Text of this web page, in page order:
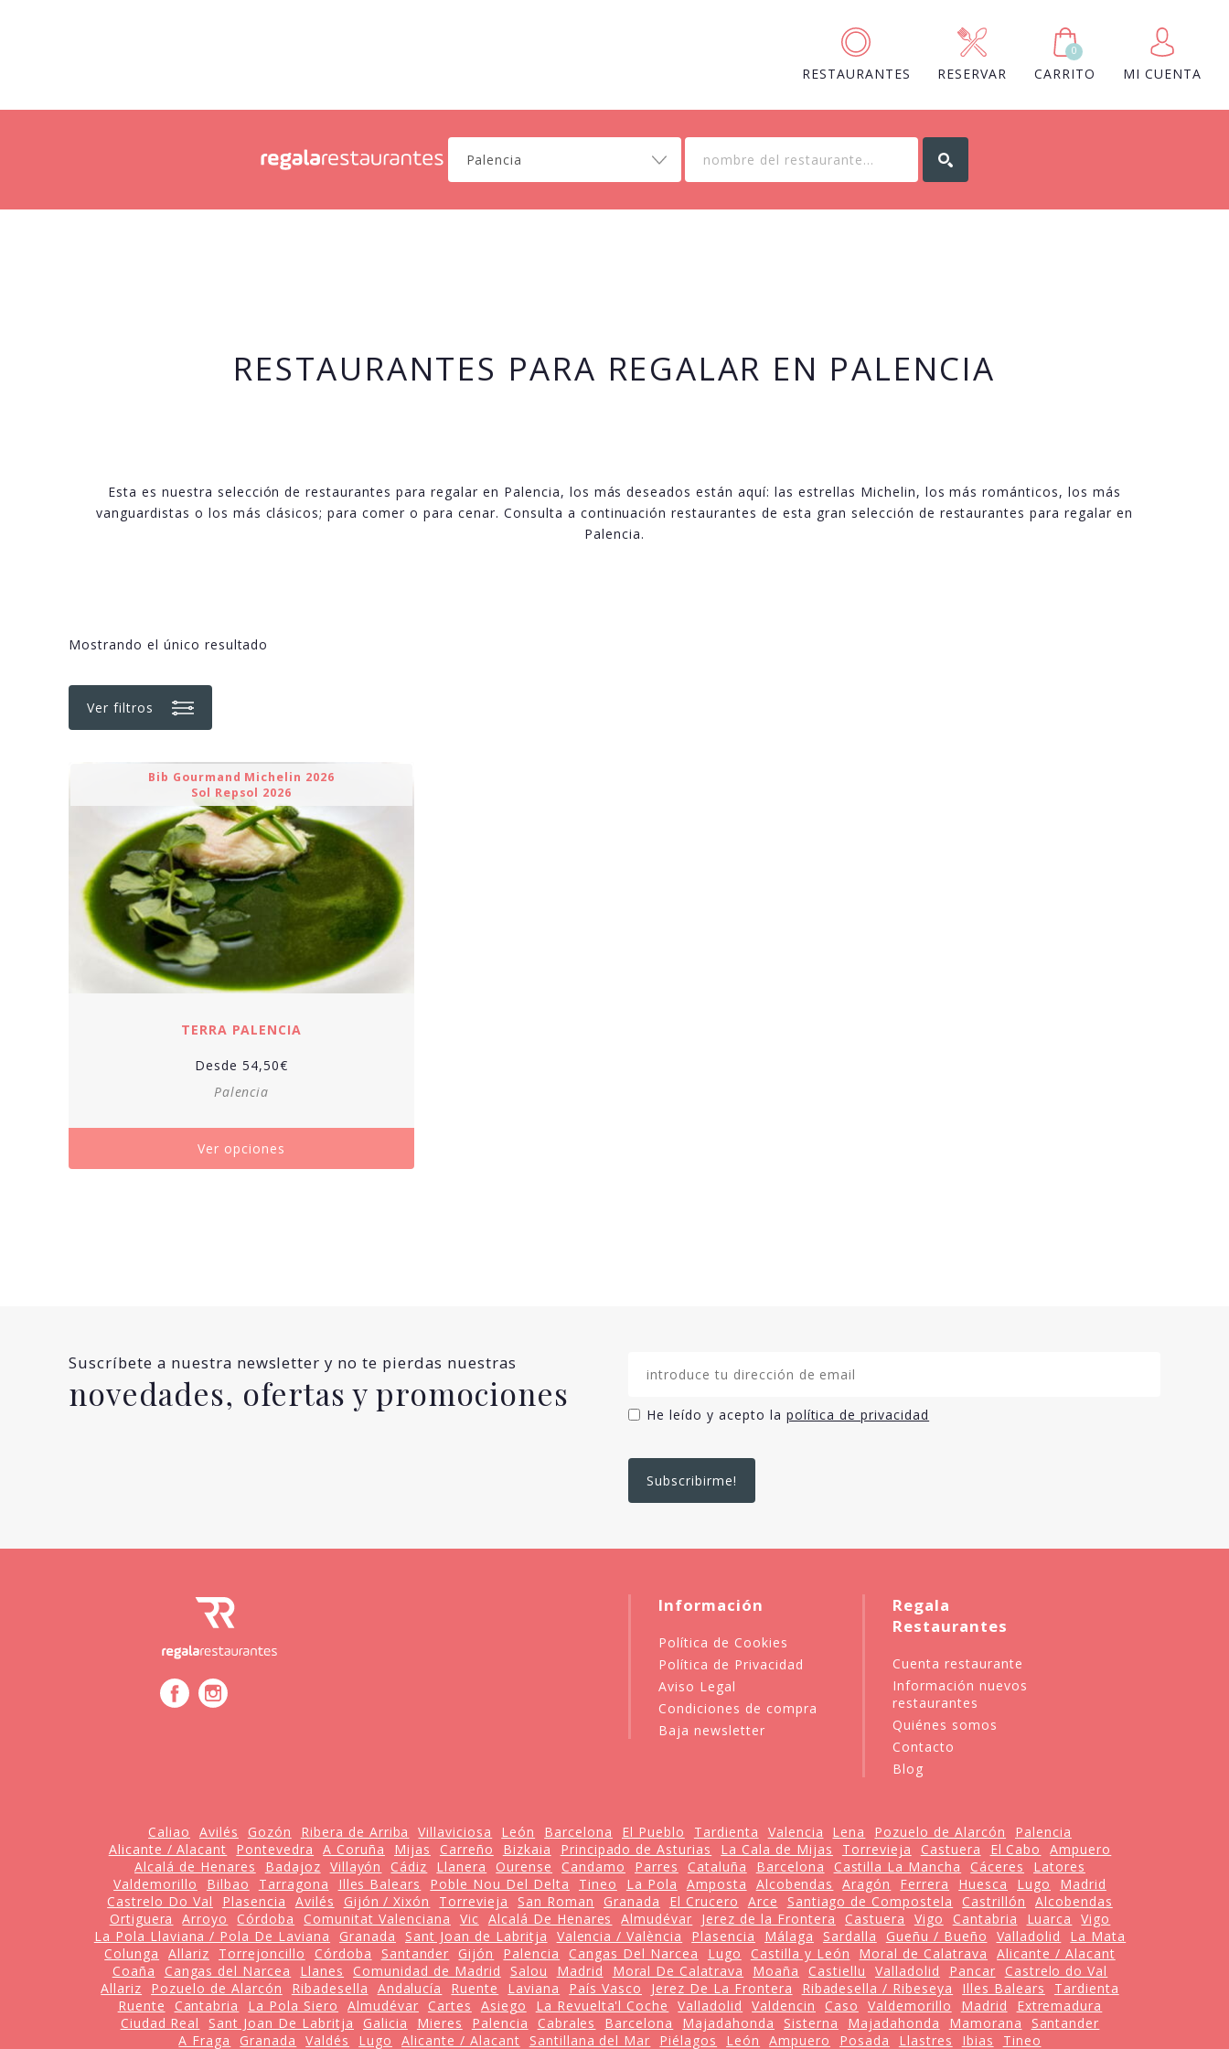
RESTAURANTES RESERVAR
0
CARRITO MI CUENTA
Palencia
RESTAURANTES PARA REGALAR EN PALENCIA
Esta es nuestra selección de restaurantes para regalar en Palencia, los más deseados están aquí: las estrellas Michelin, los más románticos, los más
vanguardistas o los más clásicos; para comer o para cenar. Consulta a continuación restaurantes de esta gran selección de restaurantes para regalar en
Palencia.
Mostrando el único resultado
Ver filtros
Bib Gourmand Michelin 2026
Sol Repsol 2026
TERRA PALENCIA
Desde 54,50€
Palencia
Ver opciones
Suscríbete a nuestra newsletter y no te pierdas nuestras
novedades, ofertas y promociones
He leído y acepto la política de privacidad
Información
Política de Cookies
Política de Privacidad
Aviso Legal
Condiciones de compra
Baja newsletter
Regala
Restaurantes
Cuenta restaurante
Información nuevos
restaurantes
Quiénes somos
Contacto
Blog
Caliao Avilés Gozón Ribera de Arriba Villaviciosa León Barcelona El Pueblo Tardienta Valencia Lena Pozuelo de Alarcón
Palencia
Alicante / Alacant
Pontevedra A Coruña Mijas Carreño Bizkaia Principado de Asturias La Cala de Mijas Torrevieja Castuera El Cabo
Ampuero
Alcalá de Henares
Badajoz Villayón Cádiz Llanera Ourense Candamo Parres Cataluña Barcelona Castilla La Mancha Cáceres
Latores
Valdemorillo
Bilbao Tarragona Illes Balears Poble Nou Del Delta Tineo La Pola Amposta Alcobendas Aragón Ferrera Huesca Lugo
Madrid
Castrelo Do Val
Plasencia Avilés Gijón / Xixón Torrevieja San Roman Granada El Crucero Arce Santiago de Compostela Castrillón
Alcobendas
Ortiguera
Arroyo Córdoba Comunitat Valenciana Vic Alcalá De Henares Almudévar Jerez de la Frontera Castuera Vigo Cantabria Luarca
Vigo
La Pola Llaviana / Pola De Laviana
Granada Sant Joan de Labritja Valencia / València Plasencia Málaga Sardalla Gueñu / Bueño Valladolid
La Mata
Colunga
Allariz Torrejoncillo Córdoba Santander Gijón Palencia Cangas Del Narcea Lugo Castilla y León Moral de Calatrava
Alicante / Alacant
Coaña
Cangas del Narcea Llanes Comunidad de Madrid Salou Madrid Moral De Calatrava Moaña Castiellu Valladolid Pancar
Castrelo do Val
Allariz
Pozuelo de Alarcón Ribadesella Andalucía Ruente Laviana País Vasco Jerez De La Frontera Ribadesella / Ribeseya Illes Balears
Tardienta
Ruente
Cantabria La Pola Siero Almudévar Cartes Asiego La Revuelta'l Coche Valladolid Valdencin Caso Valdemorillo Madrid
Extremadura
Ciudad Real
Sant Joan De Labritja Galicia Mieres Palencia Cabrales Barcelona Majadahonda Sisterna Majadahonda Mamorana
Santander
A Fraga
Granada Valdés Lugo Alicante / Alacant Santillana del Mar Piélagos León Ampuero Posada Llastres Ibias
Tineo